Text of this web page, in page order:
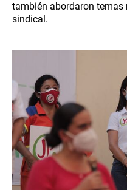
también abordaron
sindical.